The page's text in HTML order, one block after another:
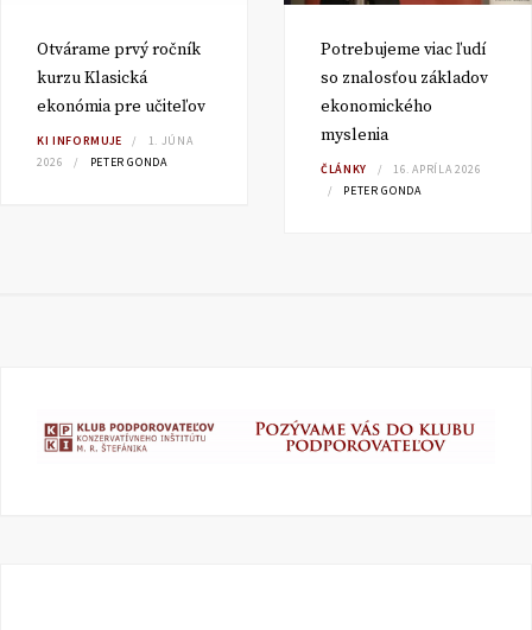
Otvárame prvý ročník
kurzu Klasická
ekonómia pre učiteľov
KI INFORMUJE
1. JÚNA
2026
PETER GONDA
Potrebujeme viac ľudí
so znalosťou základov
ekonomického
myslenia
ČLÁNKY
16. APRÍLA 2026
PETER GONDA